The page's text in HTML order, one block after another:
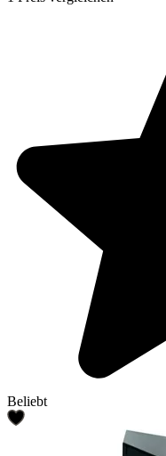
Beliebt